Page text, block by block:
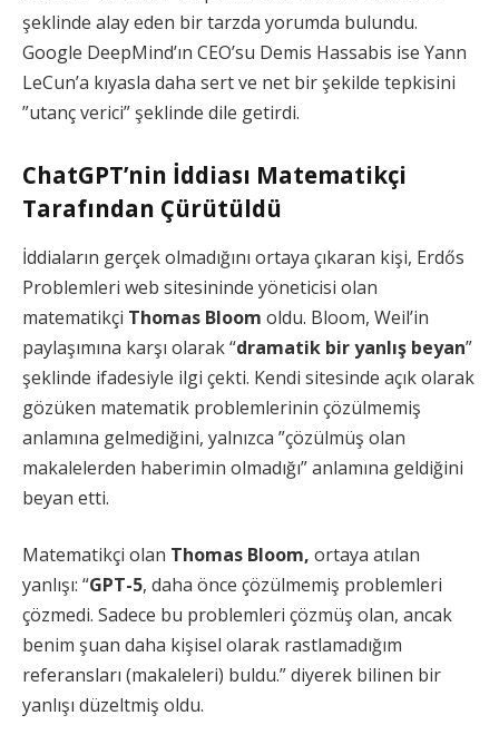
şeklinde alay eden bir tarzda yorumda bulundu.
Google DeepMind’ın CEO’su Demis Hassabis ise Yann
LeCun’a kıyasla daha sert ve net bir şekilde tepkisini
”utanç verici” şeklinde dile getirdi.
ChatGPT’nin İddiası Matematikçi
Tarafından Çürütüldü
İddiaların gerçek olmadığını ortaya çıkaran kişi, Erdős
Problemleri web sitesininde yöneticisi olan
matematikçi Thomas Bloom oldu. Bloom, Weil’in
paylaşımına karşı olarak “dramatik bir yanlış beyan”
şeklinde ifadesiyle ilgi çekti. Kendi sitesinde açık olarak
gözüken matematik problemlerinin çözülmemiş
anlamına gelmediğini, yalnızca ”çözülmüş olan
makalelerden haberimin olmadığı” anlamına geldiğini
beyan etti.
Matematikçi olan Thomas Bloom, ortaya atılan
yanlışı: “GPT-5, daha önce çözülmemiş problemleri
çözmedi. Sadece bu problemleri çözmüş olan, ancak
benim şuan daha kişisel olarak rastlamadığım
referansları (makaleleri) buldu.” diyerek bilinen bir
yanlışı düzeltmiş oldu.